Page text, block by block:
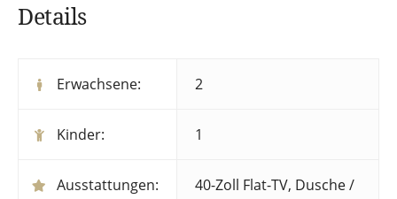
Details
Erwachsene: 2
Kinder: 1
Ausstattungen: 40-Zoll Flat-TV, Dusche /